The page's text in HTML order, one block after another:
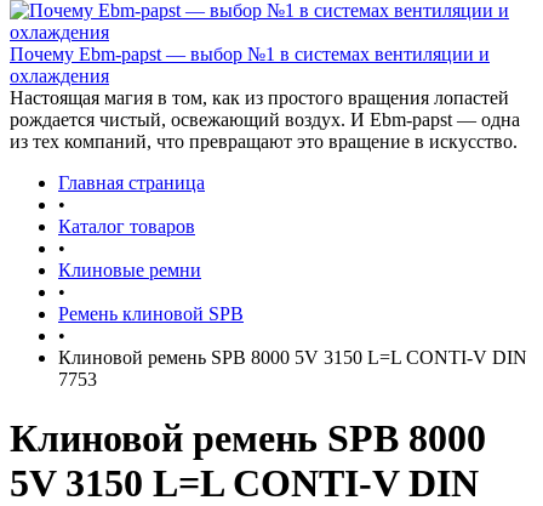
Почему Ebm-papst — выбор №1 в системах вентиляции и
охлаждения
Настоящая магия в том, как из простого вращения лопастей
рождается чистый, освежающий воздух. И Ebm-papst — одна
из тех компаний, что превращают это вращение в искусство.
Главная страница
•
Каталог товаров
•
Клиновые ремни
•
Ремень клиновой SPB
•
Клиновой ремень SPB 8000 5V 3150 L=L CONTI-V DIN
7753
Клиновой ремень SPB 8000
5V 3150 L=L CONTI-V DIN